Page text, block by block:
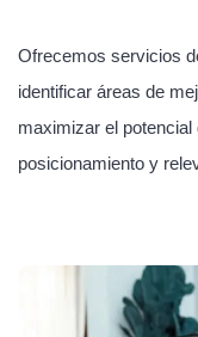
Ofrecemos servicios
identificar áreas de
maximizar el
posicionamiento y